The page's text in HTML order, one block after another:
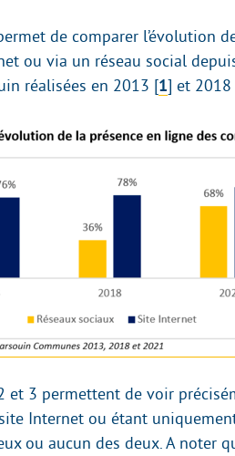
de comparer l’évolution
ou via un réseau social
réalisées en 2013 [1] et 2018
et 3 permettent de voir
Internet ou étant
ou aucun des deux. A noter